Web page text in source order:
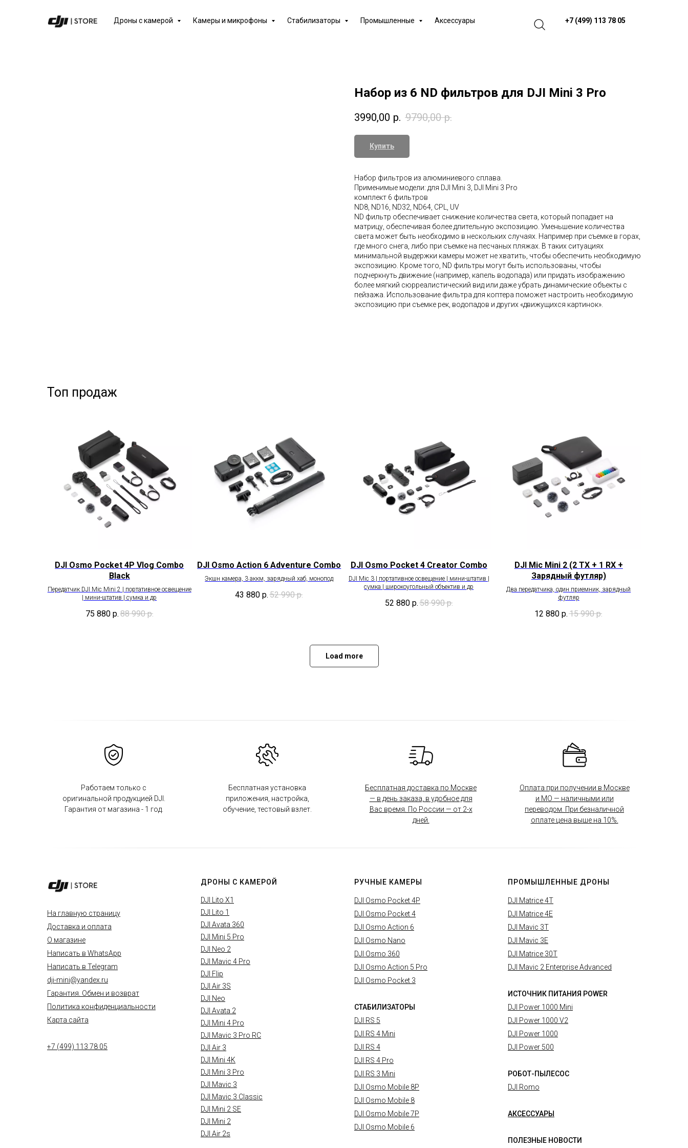
Дроны с камерой Камеры и микрофоны Стабилизаторы Промышленные Аксессуары +7 (499) 113 78 05
Набор из 6 ND фильтров для DJI Mini 3 Pro
3990,00 р. 9790,00 р.
Купить
Набор фильтров из алюминиевого сплава.
Применимые модели: для DJI Mini 3, DJI Mini 3 Pro
комплект 6 фильтров
ND8, ND16, ND32, ND64, CPL, UV
ND фильтр обеспечивает снижение количества света, который попадает на
матрицу, обеспечивая более длительную экспозицию. Уменьшение количества
света может быть необходимо в нескольких случаях. Например при съемке в горах,
где много снега, либо при съемке на песчаных пляжах. В таких ситуациях
минимальной выдержки камеры может не хватить, чтобы обеспечить необходимую
экспозицию. Кроме того, ND фильтры могут быть использованы, чтобы
подчеркнуть движение (например, капель водопада) или придать изображению
более мягкий сюрреалистический вид или даже убрать динамические объекты с
пейзажа. Использование фильтра для коптера поможет настроить необходимую
экспозицию при съемке рек, водопадов и других «движущихся картинок».
Топ продаж
DJI Osmo Pocket 4P Vlog Combo
Black
Передатчик DJI Mic Mini 2 | портативное освещение
| мини-штатив | сумка и др
75 880 р.88 990 р.
DJI Osmo Action 6 Adventure Combo
Экшн камера, 3 аккм, зарядный хаб, монопод
43 880 р. 52 990 р.
DJI Osmo Pocket 4 Creator Combo
DJI Mic 3 | портативное освещение | мини-штатив |
сумка | широкоугольный объектив и др
52 880 р.58 990 р.
DJI Mic Mini 2 (2 TX + 1 RX +
Зарядный футляр)
Два передатчика, один приемник, зарядный
футляр
12 880 р. 15 990 р.
Load more
Работаем только с
оригинальной продукцией DJI.
Гарантия от магазина - 1 год.
Бесплатная установка
приложения, настройка,
обучение, тестовый взлет.
Бесплатная доставка по Москве
— в день заказа, в удобное для
Вас время. По России — от 2-х
дней.
Оплата при получении в Москве
и МО — наличными или
переводом. При безналичной
оплате цена выше на 10%.
На главную страницу
Доставка и оплата
О магазине
Написать в WhatsApp
Написать в Telegram
dji-mini@yandex.ru
Гарантия. Обмен и возврат
Политика конфиденциальности
Карта сайта
+7 (499) 113 78 05
ДРОНЫ С КАМЕРОЙ
DJI Lito X1
DJI Lito 1
DJI Avata 360
DJI Mini 5 Pro
DJI Neo 2
DJI Mavic 4 Pro
DJI Flip
DJI Air 3S
DJI Neo
DJI Avata 2
DJI Mini 4 Pro
DJI Mavic 3 Pro RC
DJI Air 3
DJI Mini 4K
DJI Mini 3 Pro
DJI Mavic 3
DJI Mavic 3 Classic
DJI Mini 2 SE
DJI Mini 2
DJI Air 2s
РУЧНЫЕ КАМЕРЫ
DJI Osmo Pocket 4P
DJI Osmo Pocket 4
DJI Osmo Action 6
DJI Osmo Nano
DJI Osmo 360
DJI Osmo Action 5 Pro
DJI Osmo Pocket 3
СТАБИЛИЗАТОРЫ
DJI RS 5
DJI RS 4 Mini
DJI RS 4
DJI RS 4 Pro
DJI RS 3 Mini
DJI Osmo Mobile 8P
DJI Osmo Mobile 8
DJI Osmo Mobile 7P
DJI Osmo Mobile 6
ПРОМЫШЛЕННЫЕ ДРОНЫ
DJI Matrice 4T
DJI Matrice 4E
DJI Mavic 3T
DJI Mavic 3E
DJI Matrice 30T
DJI Mavic 2 Enterprise Advanced
ИСТОЧНИК ПИТАНИЯ POWER
DJI Power 1000 Mini
DJI Power 1000 V2
DJI Power 1000
DJI Power 500
РОБОТ-ПЫЛЕСОС
DJI Romo
АКСЕССУАРЫ
ПОЛЕЗНЫЕ НОВОСТИ